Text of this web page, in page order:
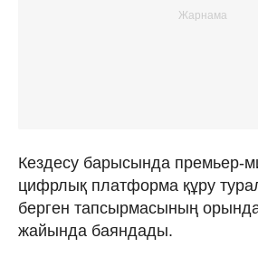
Кездесу барысында премьер-
цифрлық платформа құру
берген тапсырмасының
жайында баяндады.